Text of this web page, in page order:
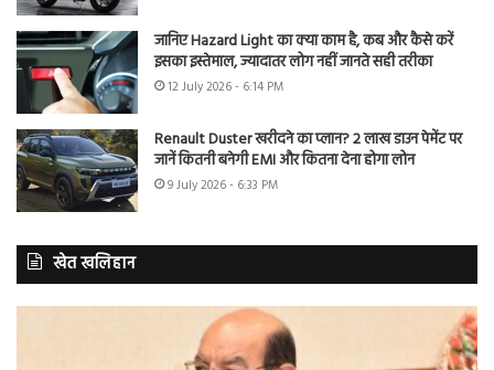
जानिए Hazard Light का क्या काम है, कब और कैसे करें
इसका इस्तेमाल, ज्यादातर लोग नहीं जानते सही तरीका
12 July 2026 - 6:14 PM
Renault Duster खरीदने का प्लान? 2 लाख डाउन पेमेंट पर
जानें कितनी बनेगी EMI और कितना देना होगा लोन
9 July 2026 - 6:33 PM
खेत खलिहान